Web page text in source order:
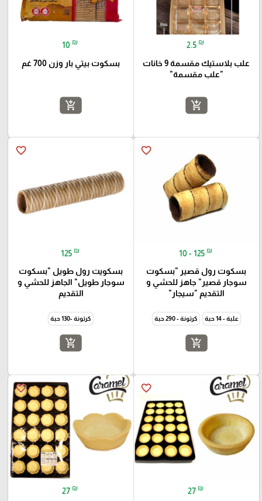
2.5 ₪
علب بلاستيك مقسمة 9 خانات
"علب مقسمة"
add_shopping_cart
10 ₪
بسكوت بيتي بار وزن 700 غم
add_shopping_cart
favorite_border
10 - 125 ₪
بسكوت رول قصير "بسكوت
سوجار قصير" جاهز للحشي و
التقديم "سيجار"
علبة - 14 حبة كرتونة - 290 حبة
add_shopping_cart
favorite_border
125 ₪
بسكويت رول طويل "بسكوت
سوجار طويل" الجاهز للحشي و
التقديم
كرتونة -130 حبة
add_shopping_cart
favorite_border
27 ₪
favorite_border
27 ₪